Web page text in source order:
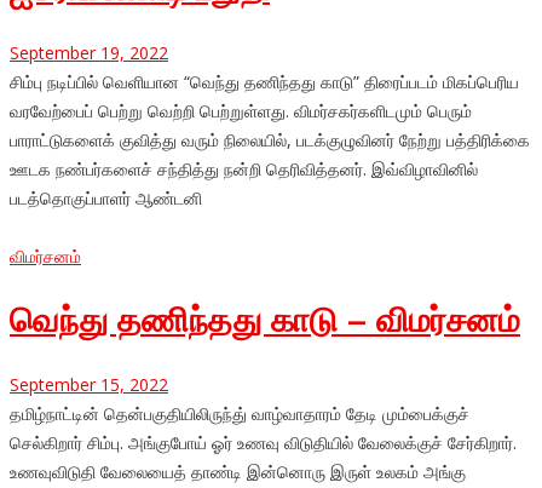
September 19, 2022
சிம்பு நடிப்பில் வெளியான “வெந்து தணிந்தது காடு” திரைப்படம் மிகப்பெரிய
வரவேற்பைப் பெற்று வெற்றி பெற்றுள்ளது. விமர்சகர்களிடமும் பெரும்
பாராட்டுகளைக் குவித்து வரும் நிலையில், படக்குழுவினர் நேற்று பத்திரிக்கை
ஊடக நண்பர்களைச் சந்தித்து நன்றி தெரிவித்தனர். இவ்விழாவினில்
படத்தொகுப்பாளர் ஆண்டனி
விமர்சனம்
வெந்து தணிந்தது காடு – விமர்சனம்
September 15, 2022
தமிழ்நாட்டின் தென்பகுதியிலிருந்து் வாழ்வாதாரம் தேடி மும்பைக்குச்
செல்கிறார் சிம்பு. அங்குபோய் ஓர் உணவு விடுதியில் வேலைக்குச் சேர்கிறார்.
உணவுவிடுதி வேலையைத் தாண்டி இன்னொரு இருள் உலகம் அங்கு